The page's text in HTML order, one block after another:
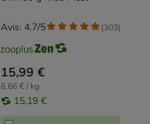
15,99 €
6,66 € / kg
15,19 €
Avis: 4.7/5 (303)